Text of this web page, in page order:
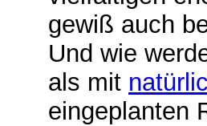
gewiß auch
Und wie
als mit
eingeplanten